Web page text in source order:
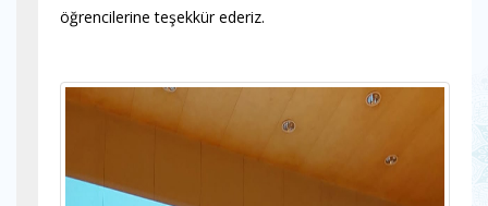
öğrencilerine teşekkür ederiz.